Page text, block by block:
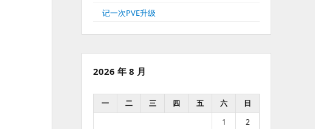
记一次PVE升级
2026 年 8 月
一 二 三 四 五 六
日
1
2